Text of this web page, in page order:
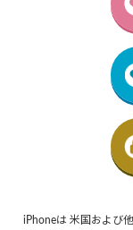
iPhoneは 米国および